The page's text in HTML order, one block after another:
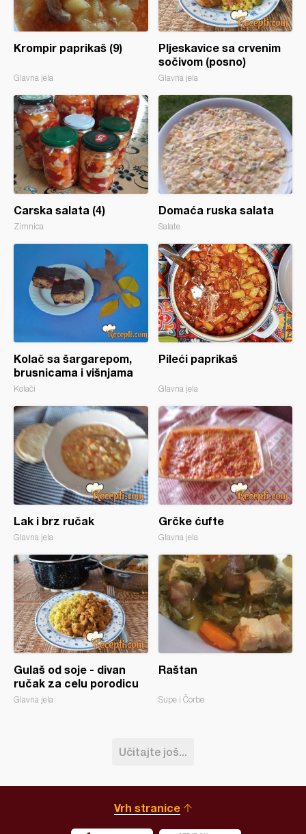
Krompir paprikaš (9)
Glavna jela
Pljeskavice sa crvenim
sočivom (posno)
Glavna jela
Carska salata (4)
Zimnica
Domaća ruska salata
Salate
Kolač sa šargarepom,
brusnicama i višnjama
Kolači
Pileći paprikaš
Glavna jela
Lak i brz ručak
Glavna jela
Grčke ćufte
Glavna jela
Gulaš od soje - divan
ručak za celu porodicu
Glavna jela
Raštan
Supe i Čorbe
Učitajte još...
Vrh stranice